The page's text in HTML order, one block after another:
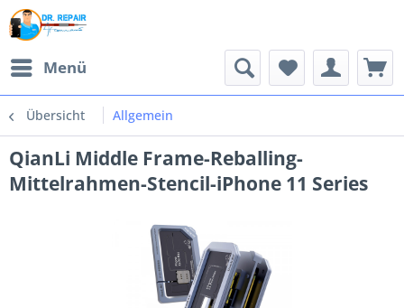
Menü
Übersicht Allgemein
QianLi Middle Frame-Reballing-
Mittelrahmen-Stencil-iPhone 11 Series